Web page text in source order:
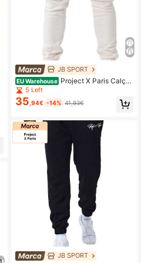
JB SPORT
EU Warehouse Project X Paris Calças
de moletom masculinas
5 Left
35 ,94€ -14% 41,93€
JB SPORT